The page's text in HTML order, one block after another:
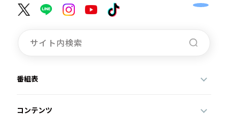
番組表
コンテンツ